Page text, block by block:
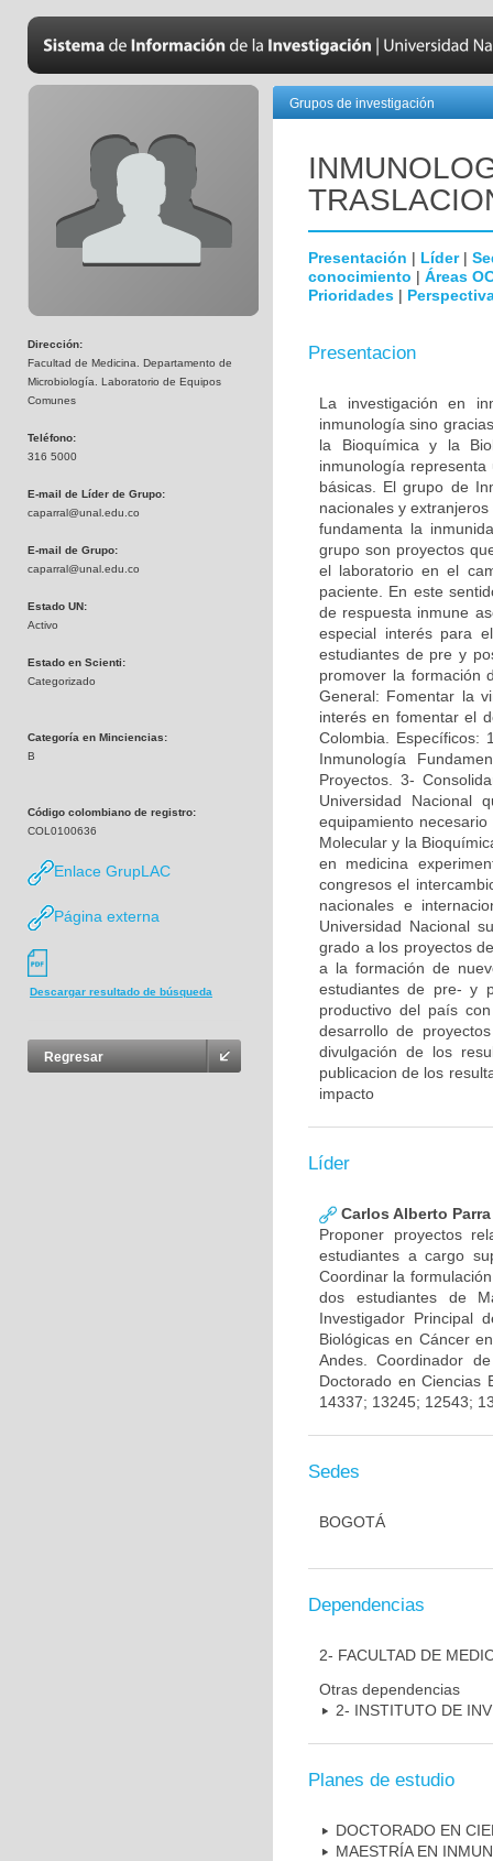
Dirección:
Facultad de Medicina. Departamento de
Microbiología. Laboratorio de Equipos
Comunes
Teléfono:
316 5000
E-mail de Líder de Grupo:
caparral@unal.edu.co
E-mail de Grupo:
caparral@unal.edu.co
Estado UN:
Activo
Estado en Scienti:
Categorizado
Categoría en Minciencias:
B
Código colombiano de registro:
COL0100636
Enlace GrupLAC
Página externa
Descargar resultado de búsqueda
Regresar
Grupos de investigación
Presentación | Líder|
conocimiento | Áreas
Prioridades |
Presentacion
La investigación en
inmunología sino
la Bioquímica y la
inmunología
básicas. El grupo de
nacionales y
fundamenta la
grupo son proyectos
el laboratorio en el
paciente. En este
de respuesta inmune
especial interés para
estudiantes de pre y
promover la formación
General: Fomentar la
interés en fomentar el
Colombia. Específicos:
Inmunología
Proyectos. 3-
Universidad
equipamiento
Molecular y la
en medicina
congresos el
nacionales e
Universidad Nacional
grado a los proyectos
a la formación de
estudiantes de pre- y
productivo del país
desarrollo de
divulgación de los
publicacion de los
impacto
Líder
Carlos Alberto
Proponer proyectos
estudiantes a cargo
Coordinar la
dos estudiantes de
Investigador Principal
Biológicas en Cáncer
Andes. Coordinador
Doctorado en Ciencias
14337; 13245; 12543;
Sedes
BOGOTÁ
Dependencias
2- FACULTAD DE
Otras dependencias
2- INSTITUTO DE
Planes de estudio
DOCTORADO EN
MAESTRÍA EN